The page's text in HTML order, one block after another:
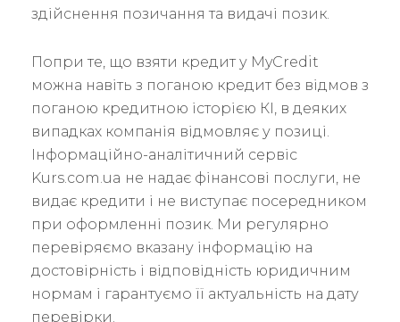
здійснення позичання та видачі позик.
Попри те, що взяти кредит у MyCredit
можна навіть з поганою кредит без відмов з
поганою кредитною історією КІ, в деяких
випадках компанія відмовляє у позиці.
Інформаційно-аналітичний сервіс
Kurs.com.ua не надає фінансові послуги, не
видає кредити і не виступає посередником
при оформленні позик. Ми регулярно
перевіряємо вказану інформацію на
достовірність і відповідність юридичним
нормам і гарантуємо її актуальність на дату
перевірки.